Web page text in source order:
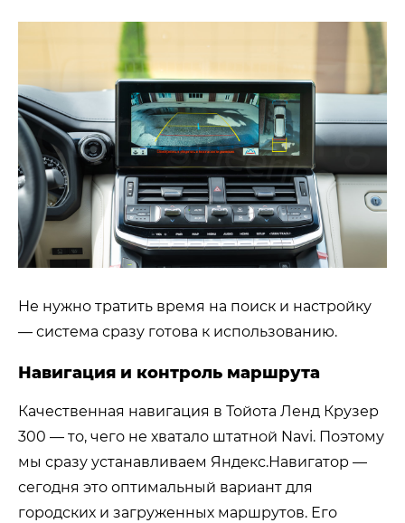
Не нужно тратить время на поиск и настройку
— система сразу готова к использованию.
Навигация и контроль маршрута
Качественная навигация в Тойота Ленд Крузер
300 — то, чего не хватало штатной Navi. Поэтому
мы сразу устанавливаем Яндекс.Навигатор —
сегодня это оптимальный вариант для
городских и загруженных маршрутов. Его